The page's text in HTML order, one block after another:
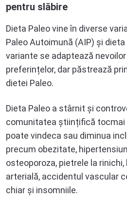
pentru slăbire
Dieta Paleo vine în diverse
Paleo Autoimună (AIP) și
variante se adaptează
preferințelor, dar păstrează
dietei Paleo.
Dieta Paleo a stârnit și
comunitatea științifică tocmai
poate vindeca sau diminua
precum obezitate,
osteoporoza, pietrele la
arterială, accidentul vascular
chiar și insomniile.